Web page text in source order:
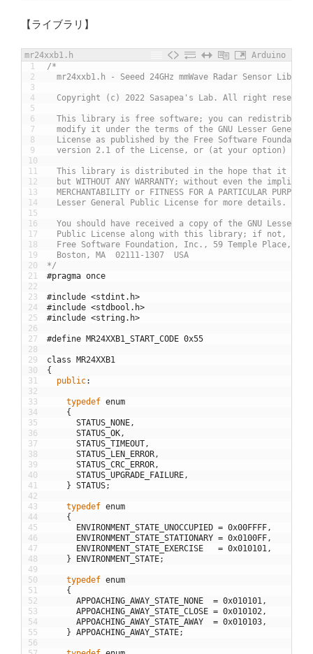
【ライブラリ】
mr24xxb1.h
Arduino
1
2
3
4
5
6
7
8
9
10
11
12
13
14
15
16
17
18
19
20
21
22
23
24
25
26
27
28
29
30
31
32
33
34
35
36
37
38
39
40
41
42
43
44
45
46
47
48
49
50
51
52
53
54
55
56
/*
mr24xxb1.h - Seeed 24GHz mmWave Radar Sensor
Copyright (c) 2022 Sasapea's Lab. All right
This library is free software; you can redistribute
modify it under the terms of the GNU Lesser General
License as published by the Free Software
version 2.1 of the License, or (at your option) any
This library is distributed in the hope that it will
but WITHOUT ANY WARRANTY; without even the implied
MERCHANTABILITY or FITNESS FOR A PARTICULAR
Lesser General Public License for more details.
You should have received a copy of the GNU Lesser
Public License along with this library; if not,
Free Software Foundation, Inc., 59 Temple Place,
Boston, MA  02111-1307  USA
*/
#pragma once
#include <stdint.h>
#include <stdbool.h>
#include <string.h>
#define MR24XXB1_START_CODE 0x55
class
MR24XXB1
{
public:
typedef enum
{
STATUS_NONE,
STATUS_OK,
STATUS_TIMEOUT,
STATUS_LEN_ERROR,
STATUS_CRC_ERROR,
STATUS_UPGRADE_FAILURE,
} STATUS;
typedef enum
{
ENVIRONMENT_STATE_UNOCCUPIED = 0x00FFFF,
ENVIRONMENT_STATE_STATIONARY = 0x0100FF,
ENVIRONMENT_STATE_EXERCISE
= 0x010101,
}
ENVIRONMENT_STATE;
typedef enum
{
APPOACHING_AWAY_STATE_NONE
= 0x010101,
APPOACHING_AWAY_STATE_CLOSE = 0x010102,
APPOACHING_AWAY_STATE_AWAY
= 0x010103,
} APPOACHING_AWAY_STATE;